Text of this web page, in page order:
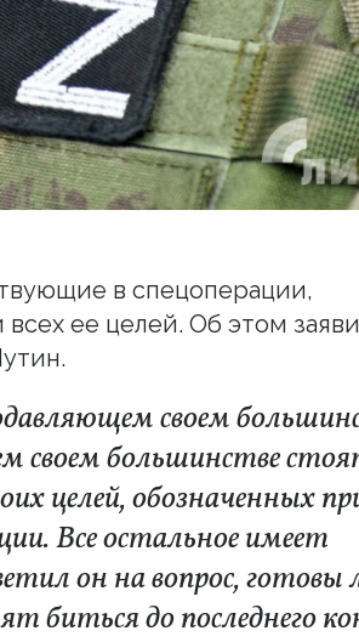
в спецоперации,
ее целей. Об этом
своем
своем большинстве
целей, обозначенных
Все остальное имеет
он на вопрос, готовы
биться до последнего